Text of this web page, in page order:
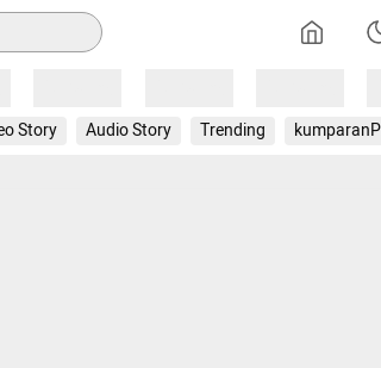
Story Audio Story Trending